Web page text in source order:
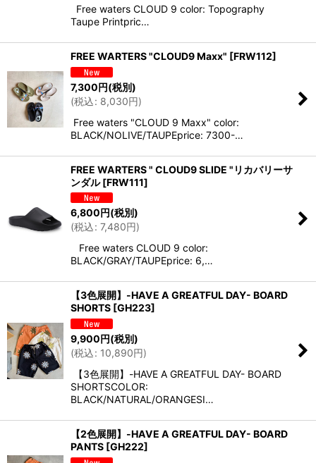
Free waters CLOUD 9 color: Topography
Taupe Printpric…
FREE WARTERS "CLOUD9 Maxx" [FRW112]
7,300円(税別)
(税込: 8,030円)
Free waters "CLOUD 9 Maxx" color:
BLACK/NOLIVE/TAUPEprice: 7300-…
FREE WARTERS " CLOUD9 SLIDE "リカバリーサ
ンダル [FRW111]
6,800 円(税別)
(税込: 7,480円)
Free waters CLOUD 9 color:
BLACK/GRAY/TAUPEprice: 6,…
【3色展開】-HAVE A GREATFUL DAY- BOARD
SHORTS [GH223]
9,900円(税別)
(税込: 10,890円)
【3色展開】-HAVE A GREATFUL DAY- BOARD
SHORTSCOLOR:
BLACK/NATURAL/ORANGESI…
【2色展開】-HAVE A GREATFUL DAY- BOARD
PANTS [GH222]